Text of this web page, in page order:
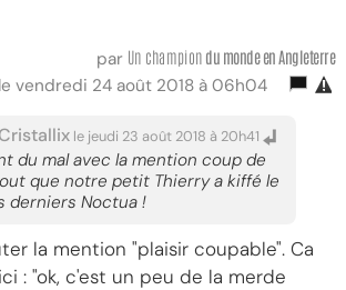
par Un champion du mondeen Angleterre
le vendredi 24 août 2018 à 06h04
Cristallix le jeudi 23 août 2018 à 20h41
du mal avec la mention coup de
que notre petit Thierry a kiffé le
derniers Noctua !
la mention "plaisir coupable". Ca
: "ok, c'est un peu de la merde